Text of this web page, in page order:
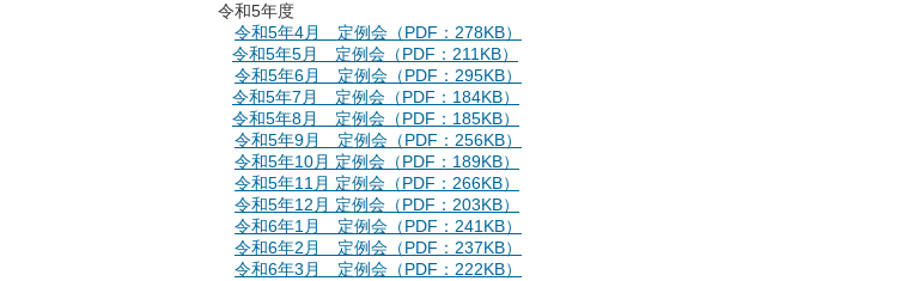
令和5年度
令和5年4月 定例会（PDF：278KB）
令和5年5月 定例会（PDF：211KB）
令和5年6月 定例会（PDF：295KB）
令和5年7月 定例会（PDF：184KB）
令和5年8月 定例会（PDF：185KB）
令和5年9月 定例会（PDF：256KB）
令和5年10月 定例会（PDF：189KB）
令和5年11月 定例会（PDF：266KB）
令和5年12月 定例会（PDF：203KB）
令和6年1月 定例会（PDF：241KB）
令和6年2月 定例会（PDF：237KB）
令和6年3月 定例会（PDF：222KB）